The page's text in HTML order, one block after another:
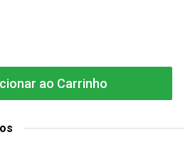
ao Carrinho